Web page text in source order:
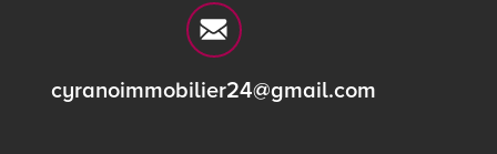
cyranoimmobilier24@gmail.com